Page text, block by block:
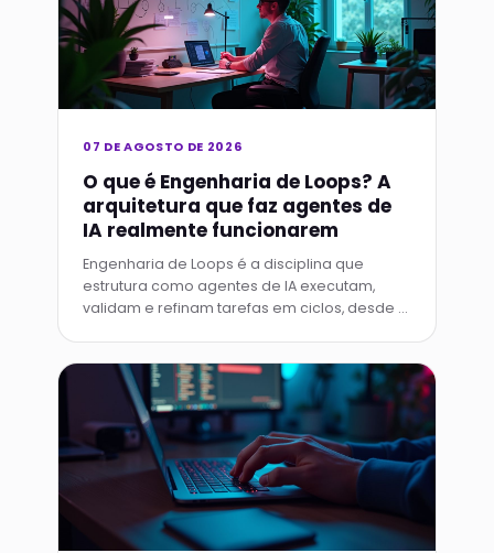
07 DE AGOSTO DE 2026
O que é Engenharia de Loops? A
arquitetura que faz agentes de
IA realmente funcionarem
Engenharia de Loops é a disciplina que
estrutura como agentes de IA executam,
validam e refinam tarefas em ciclos, desde o